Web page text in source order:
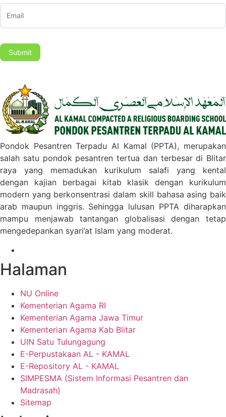
Subscription
Submit
Pondok Pesantren Terpadu Al Kamal (PPTA), merupakan
salah satu pondok pesantren tertua dan terbesar di Blitar
raya yang memadukan kurikulum salafi yang kental
dengan kajian berbagai kitab klasik dengan kurikulum
modern yang berkonsentrasi dalam skill bahasa asing baik
arab maupun inggris. Sehingga lulusan PPTA diharapkan
mampu menjawab tantangan globalisasi dengan tetap
mengedepankan syari’at Islam yang moderat.
Halaman
NU Online
Kementerian Agama RI
Kementerian Agama Jawa Timur
Kementerian Agama Kab Blitar
UIN Satu Tulungagung
E-Perpustakaan AL - KAMAL
E-Repository AL - KAMAL
SIMPESMA (Sistem Informasi Pesantren dan
Madrasah)
Sitemap